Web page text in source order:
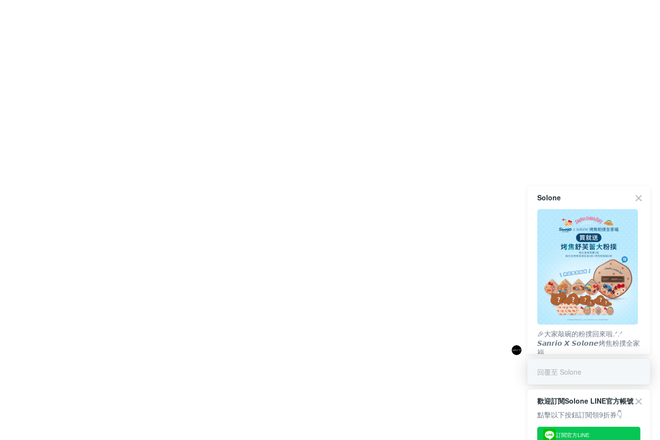
Solone
🎉大家敲碗的粉撲回來啦.ᐟ‪‪.ᐟ
𝙎𝙖𝙣𝙧𝙞𝙤 𝙓 𝙎𝙤𝙡𝙤𝙣𝙚烤焦粉撲全家
福
回覆至 Solone
歡迎訂閱Solone LINE官方帳號
點擊以下按鈕訂閱領9折券👇
訂閱官方LINE